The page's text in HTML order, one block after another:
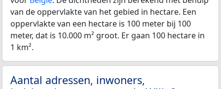
van de oppervlakte van het gebied in hectare. Een
oppervlakte van een hectare is 100 meter bij 100
meter, dat is 10.000 m² groot. Er gaan 100 hectare in
1 km².
Aantal adressen, inwoners,